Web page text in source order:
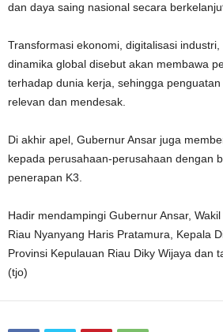
dan daya saing nasional secara
Transformasi ekonomi, digitalisasi
dinamika global disebut akan membawa
terhadap dunia kerja, sehingga
relevan dan mendesak.
Di akhir apel, Gubernur Ansar juga
kepada perusahaan-perusahaan dengan
penerapan K3.
Hadir mendampingi Gubernur Ansar,
Riau Nyanyang Haris Pratamura, Kepala
Provinsi Kepulauan Riau Diky Wijaya dan
(tjo)